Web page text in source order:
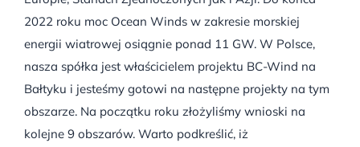
2022 roku moc Ocean Winds w zakresie morskiej
energii wiatrowej osiągnie ponad 11 GW. W Polsce,
nasza spółka jest właścicielem projektu BC-Wind na
Bałtyku i jesteśmy gotowi na następne projekty na tym
obszarze. Na początku roku złożyliśmy wnioski na
kolejne 9 obszarów. Warto podkreślić, iż